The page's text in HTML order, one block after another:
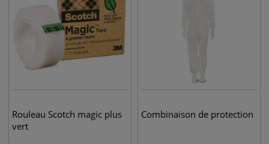
Rouleau Scotch magic plus
vert
Combinaison de protection